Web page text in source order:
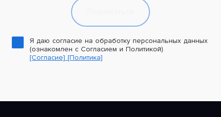
Я даю согласие на обработку персональных данных
(ознакомлен с Согласием и Политикой)
[Согласие] [Политика]